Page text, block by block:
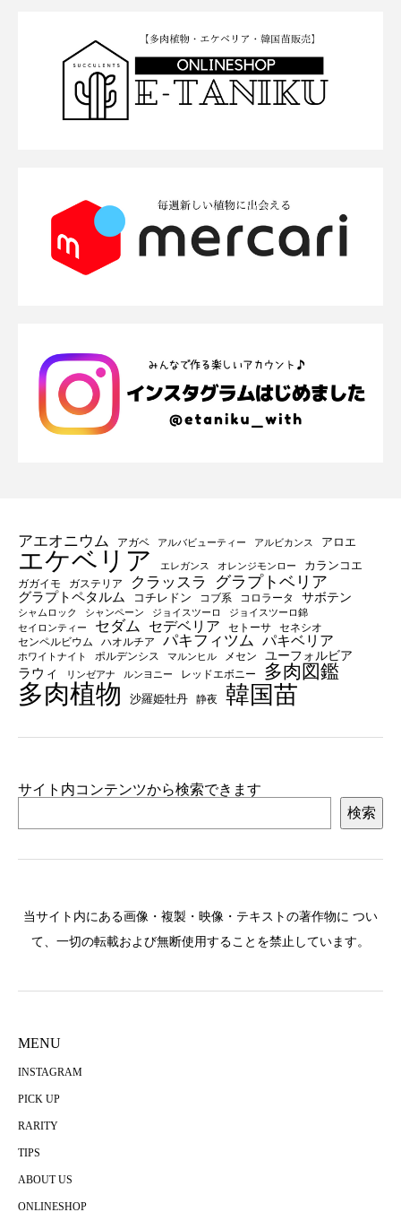
アエオニウム アガベ アルバビューティー アルビカンス アロエ
エケベリア エレガンス オレンジモンロー カランコエ
ガガイモ ガステリア クラッスラ グラプトベリア
グラプトペタルム コチレドン コブ系 コロラータ サボテン
シャムロック シャンペーン ジョイスツーロ
ジョイスツーロ錦
セイロンティー
セダム セデベリア セトーサ
セネシオ
センペルビウム
ハオルチア パキフィツム パキベリア
ホワイトナイト ポルデンシス マルンヒル メセン
ユーフォルビア
ラウィ
リンゼアナ ルンヨニー レッドエボニー 多肉図鑑
多肉植物 沙羅姫牡丹 静夜 韓国苗
サイト内コンテンツから検索できます
検索
当サイト内にある画像・複製・映像・テキストの著作物に つい
て、一切の転載および無断使用することを禁止しています。
MENU
INSTAGRAM
PICK UP
RARITY
TIPS
ABOUT US
ONLINESHOP